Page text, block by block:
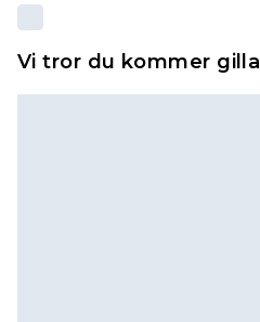
Vi tror du kommer gilla